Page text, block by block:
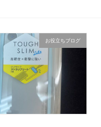
お役立ちブログ